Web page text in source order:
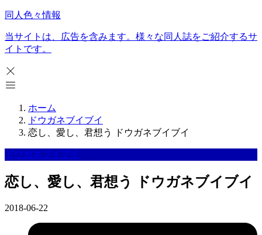
同人色々情報
当サイトは、広告を含みます。様々な同人誌をご紹介するサ
イトです。
ホーム
ドウガネブイブイ
恋し、愛し、君想う ドウガネブイブイ
ドウガネブイブイ
恋し、愛し、君想う ドウガネブイブイ
2018-06-22